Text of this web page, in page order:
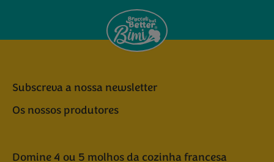
Subscreva a nossa newsletter
Os nossos produtores
Domine 4 ou 5 molhos da cozinha francesa